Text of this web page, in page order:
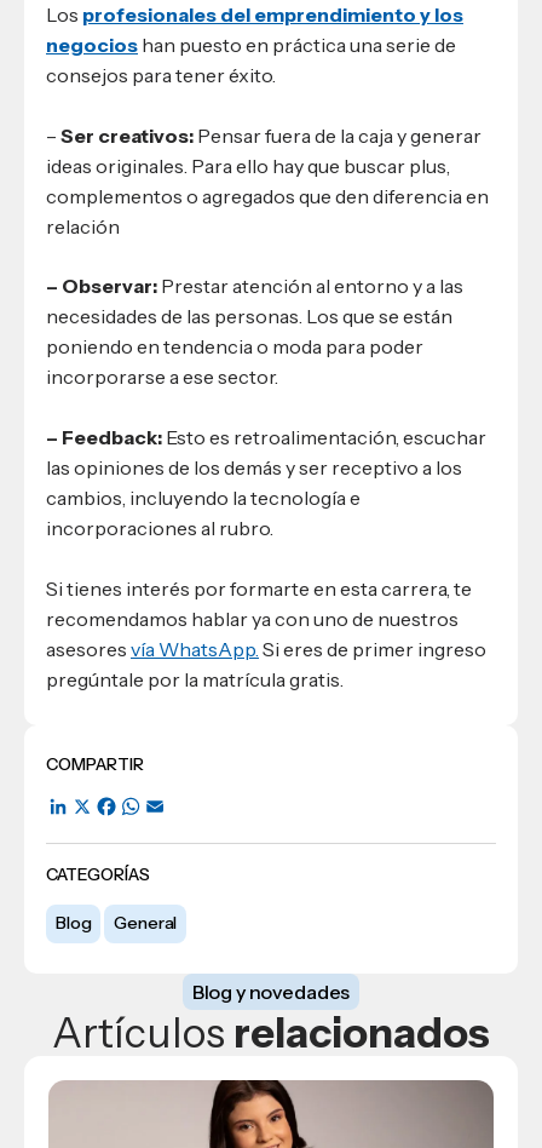
COMPARTIR
LinkedIn
X Facebook
WhatsApp
CATEGORÍAS
Blog General
Los profesionales del emprendimiento y los
negocios han puesto en práctica una serie de
consejos para tener éxito.
– Ser creativos: Pensar fuera de la caja y generar
ideas originales. Para ello hay que buscar plus,
complementos o agregados que den diferencia en
relación
– Observar: Prestar atención al entorno y a las
necesidades de las personas. Los que se están
poniendo en tendencia o moda para poder
incorporarse a ese sector.
– Feedback: Esto es retroalimentación, escuchar
las opiniones de los demás y ser receptivo a los
cambios, incluyendo la tecnología e
incorporaciones al rubro.
Si tienes interés por formarte en esta carrera, te
recomendamos hablar ya con uno de nuestros
asesores vía WhatsApp. Si eres de primer ingreso
pregúntale por la matrícula gratis.
Blog y novedades
Artículos relacionados